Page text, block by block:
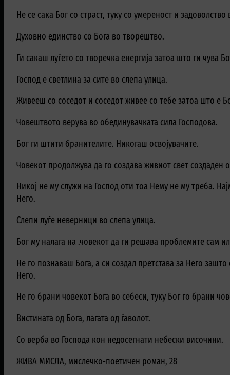
Не се сака Бог со страст, туку со умереност и
Духовно единство со Бога во творештво.
Ги сакаш луѓето со творечка енергија затоа што ги чува
Господ е светлина за сите во слепа улица.
Живееш со соседот и соседот живее со тебе затоа што е
Човештвото верува во обединувачката сила Господова.
Бог ги штити бранителите. Никогаш освојувачите.
Човекот продолжува да го создава живиот свет создаден
Никој не му служи на Господ оти тоа Нему не му треба.
Него.
Слепи луѓе неверници во слепа улица.
Бог му налага на .човекот да ги решава проблемите сам
Не го познаваш Бога, а си создал претстава за Него
Него.
Не го брани човекот Бога во себеси, туку Бог го брани
Вистината од Бога, лагата од ѓаволот.
Со верба во Господа кон недосегнати небески височини.
ЖИВА МИСЛА, мислечко-поетичен роман, 28